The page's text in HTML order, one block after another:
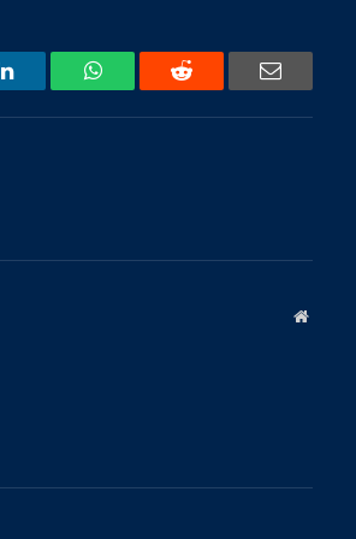
LinkedIn WhatsAppReddit Email